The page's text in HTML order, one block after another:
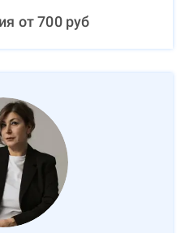
от700руб